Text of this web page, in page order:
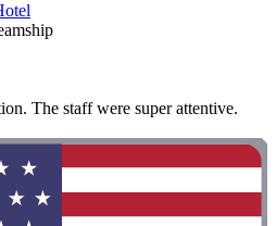
The staff were super attentive.